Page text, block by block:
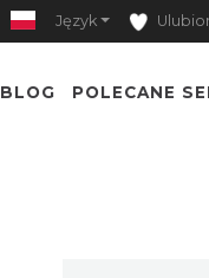
Język
BLOG POLECANE